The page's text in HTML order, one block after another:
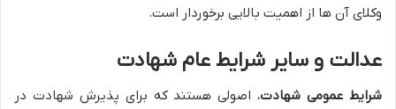
وکلای آن ها از اهمیت بالایی برخوردار است.
عدالت و سایر شرایط عام شهادت
شرایط عمومی شهادت، اصولی هستند که برای پذیرش شهادت در